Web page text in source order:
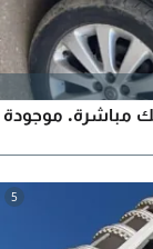
للبيع من المالك مباشرة. موجودة
5